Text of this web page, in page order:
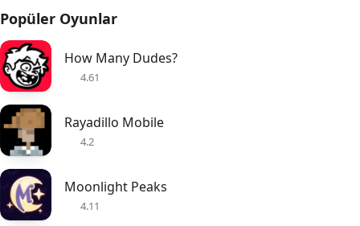
Popüler Oyunlar
How Many Dudes?
4.61
Rayadillo Mobile
4.2
Moonlight Peaks
4.11